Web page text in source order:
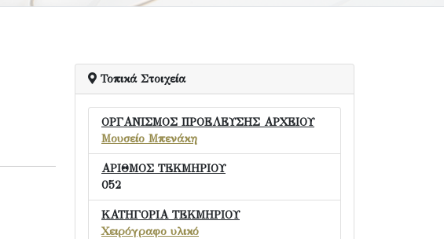
Τοπικά Στοιχεία
ΟΡΓΑΝΙΣΜΟΣ ΠΡΟΕΛΕΥΣΗΣ ΑΡΧΕΙΟΥ
Μουσείο Μπενάκη
ΑΡΙΘΜΟΣ ΤΕΚΜΗΡΙΟΥ
052
ΚΑΤΗΓΟΡΙΑ ΤΕΚΜΗΡΙΟΥ
Χειρόγραφο υλικό